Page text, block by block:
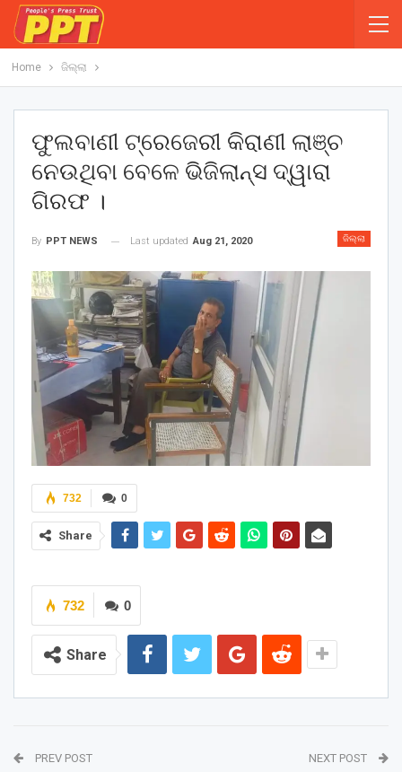
Home ଜିଲ୍ଲା
ଫୁଲବାଣୀ ଟ୍ରେଜେରୀ କିରାଣୀ ଲାଞ୍ଚ
ନେଉଥିବା ବେଳେ ଭିଜିଲାନ୍ସ ଦ୍ୱାରା
ଗିରଫ ।
ଜିଲ୍ଲା
By PPT NEWS Last updated Aug 21, 2020
0
732
Share
0
732
Share
PREV POST NEXT POST